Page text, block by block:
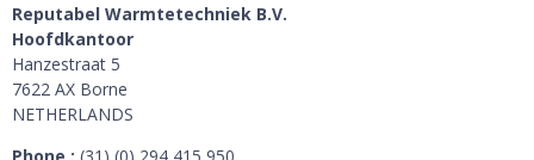
Reputabel Warmtetechniek B.V.
Hoofdkantoor
Hanzestraat 5
7622 AX Borne
NETHERLANDS